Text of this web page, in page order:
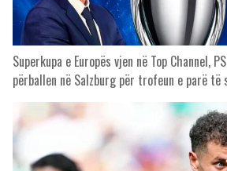
Superkupa e Europës vjen në Top Channel,
përballen në Salzburg për trofeun e parë të